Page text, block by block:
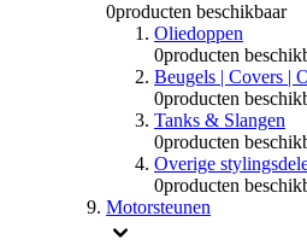
0producten beschikbaar
Oliedoppen
0producten
Beugels | Covers |
0producten
Tanks & Slangen
0producten
Overige
0producten
Motorsteunen